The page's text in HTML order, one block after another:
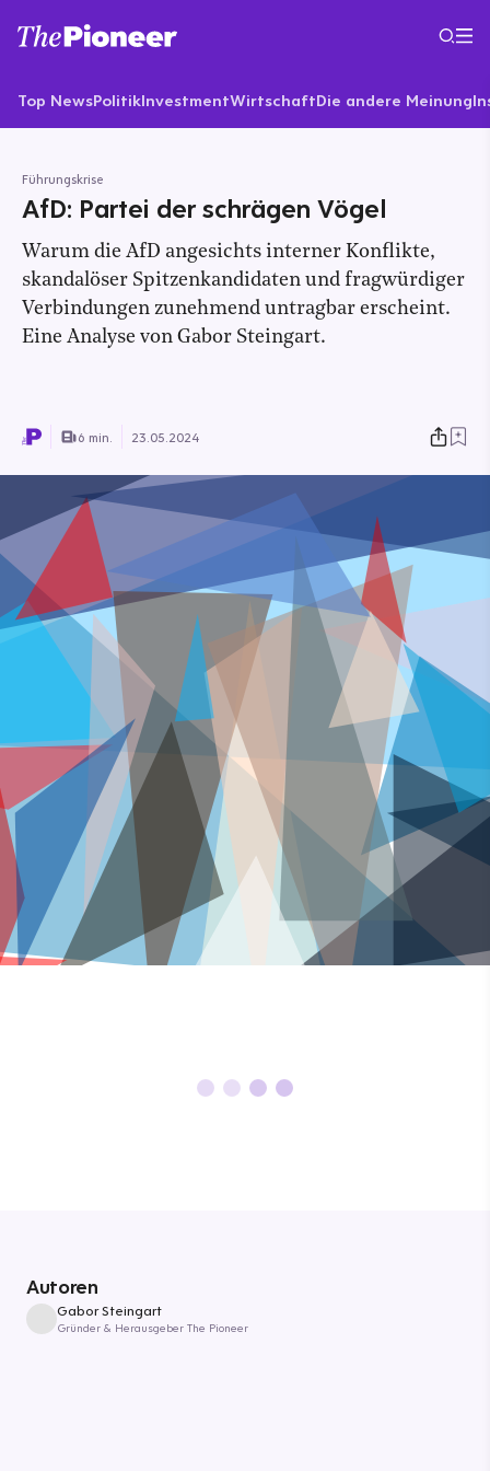
Top NewsPolitikInvestmentWirtschaftDie andere Meinung
Führungskrise
AfD: Partei der schrägen Vögel
Warum die AfD angesichts interner Konflikte,
skandalöser Spitzenkandidaten und fragwürdiger
Verbindungen zunehmend untragbar erscheint.
Eine Analyse von Gabor Steingart.
6 min. 23.05.2024
Autoren
Gabor Steingart
Gründer & Herausgeber The Pioneer